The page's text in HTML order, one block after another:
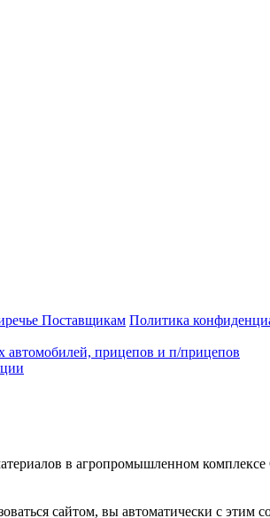
Поставщикам Политика
автомобилей, прицепов и п/прицепов
в агропромышленном
сайтом, вы автоматически с этим